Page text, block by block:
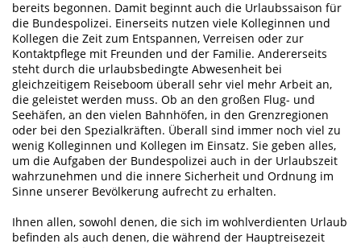
bereits begonnen. Damit beginnt auch die Urlaubssaison für
die Bundespolizei. Einerseits nutzen viele Kolleginnen und
Kollegen die Zeit zum Entspannen, Verreisen oder zur
Kontaktpflege mit Freunden und der Familie. Andererseits
steht durch die urlaubsbedingte Abwesenheit bei
gleichzeitigem Reiseboom überall sehr viel mehr Arbeit an,
die geleistet werden muss. Ob an den großen Flug- und
Seehäfen, an den vielen Bahnhöfen, in den Grenzregionen
oder bei den Spezialkräften. Überall sind immer noch viel zu
wenig Kolleginnen und Kollegen im Einsatz. Sie geben alles,
um die Aufgaben der Bundespolizei auch in der Urlaubszeit
wahrzunehmen und die innere Sicherheit und Ordnung im
Sinne unserer Bevölkerung aufrecht zu erhalten.
Ihnen allen, sowohl denen, die sich im wohlverdienten Urlaub
befinden als auch denen, die während der Hauptreisezeit